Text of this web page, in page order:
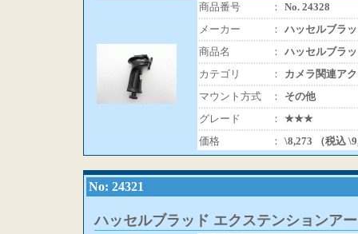
商品番号 ： No. 24328
メーカー
： ハッセルブラ
商品名
： ハッセルブラ
カテゴリ
：
カメラ関連ア
マウント方式
：
その他
グレード
： ★★★
価格
： \8,273 （税込
No: 24321
ハッセルブラッド エクステンションアー